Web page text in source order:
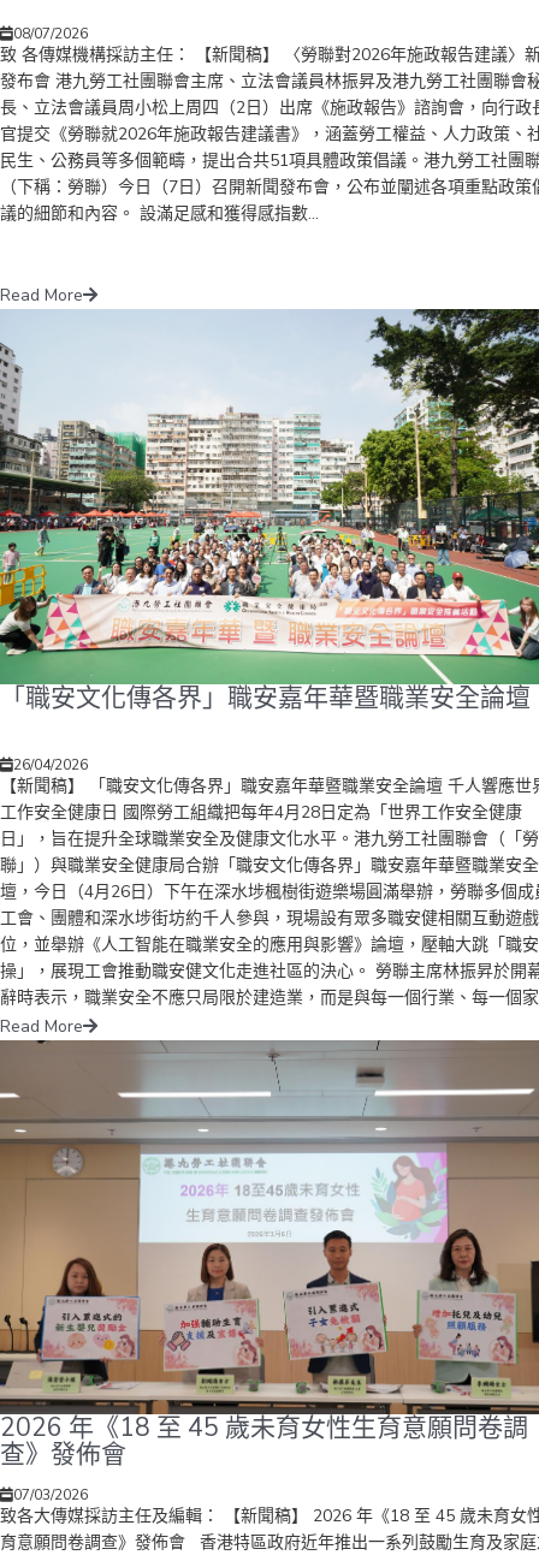
08/07/2026
致 各傳媒機構採訪主任： 【新聞稿】 〈勞聯對2026年施政報告建議〉
發布會 港九勞工社團聯會主席、立法會議員林振昇及港九勞工社團聯會
長、立法會議員周小松上周四（2日）出席《施政報告》諮詢會，向行政
官提交《勞聯就2026年施政報告建議書》，涵蓋勞工權益、人力政策、
民生、公務員等多個範疇，提出合共51項具體政策倡議。港九勞工社團
（下稱：勞聯）今日（7日）召開新聞發布會，公布並闡述各項重點政策
議的細節和內容。 設滿足感和獲得感指數...
Read More
「職安文化傳各界」職安嘉年華暨職業安全論壇
26/04/2026
【新聞稿】 「職安文化傳各界」職安嘉年華暨職業安全論壇 千人響應世
工作安全健康日 國際勞工組織把每年4月28日定為「世界工作安全健康
日」，旨在提升全球職業安全及健康文化水平。港九勞工社團聯會（「勞
聯」）與職業安全健康局合辦「職安文化傳各界」職安嘉年華暨職業安
壇，今日（4月26日）下午在深水埗楓樹街遊樂場圓滿舉辦，勞聯多個成
工會、團體和深水埗街坊約千人參與，現場設有眾多職安健相關互動遊
位，並舉辦《人工智能在職業安全的應用與影響》論壇，壓軸大跳「職安
操」，展現工會推動職安健文化走進社區的決心。 勞聯主席林振昇於開
辭時表示，職業安全不應只局限於建造業，而是與每一個行業、每一個
息息相關；政府在地盤全面禁煙及外賣員工傷保障方面作出了多項創新立
法，工會全力支持，但最關鍵仍是每一位工友提升安全意識，每人多行一
步，工業意外定能減少。 勞工及福利局副局長何啟明先生,...
Read More
2026 年《18 至 45 歲未育女性生育意願問卷調
查》發佈會
07/03/2026
致各大傳媒採訪主任及編輯： 【新聞稿】 2026 年《18 至 45 歲未育女
育意願問卷調查》發佈會 香港特區政府近年推出一系列鼓勵生育及家